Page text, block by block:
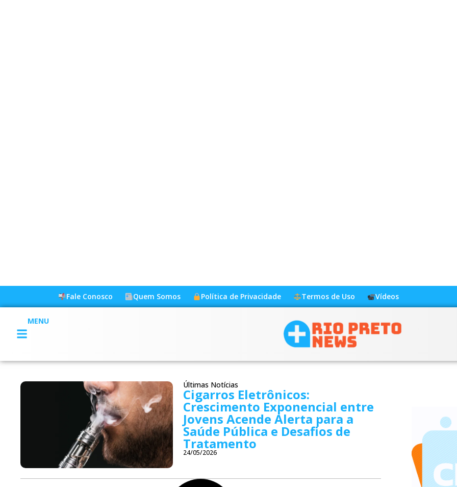
Fale Conosco Quem Somos Política de Privacidade Termos de Uso Vídeos
MENU
Últimas Notícias
Cigarros Eletrônicos:
Crescimento Exponencial entre
Jovens Acende Alerta para a
Saúde Pública e Desafios de
Tratamento
24/05/2026